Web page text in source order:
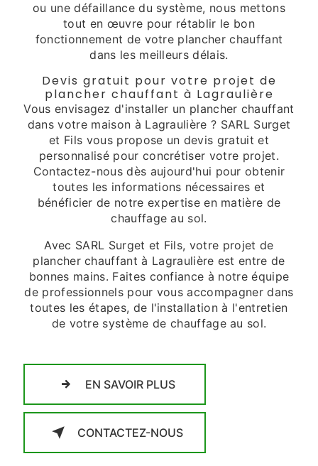
ou une défaillance du système, nous mettons
tout en œuvre pour rétablir le bon
fonctionnement de votre plancher chauffant
dans les meilleurs délais.
Devis gratuit pour votre projet de
plancher chauffant à Lagraulière
Vous envisagez d'installer un plancher chauffant
dans votre maison à Lagraulière ? SARL Surget
et Fils vous propose un devis gratuit et
personnalisé pour concrétiser votre projet.
Contactez-nous dès aujourd'hui pour obtenir
toutes les informations nécessaires et
bénéficier de notre expertise en matière de
chauffage au sol.
Avec SARL Surget et Fils, votre projet de
plancher chauffant à Lagraulière est entre de
bonnes mains. Faites confiance à notre équipe
de professionnels pour vous accompagner dans
toutes les étapes, de l'installation à l'entretien
de votre système de chauffage au sol.
EN SAVOIR PLUS
CONTACTEZ-NOUS